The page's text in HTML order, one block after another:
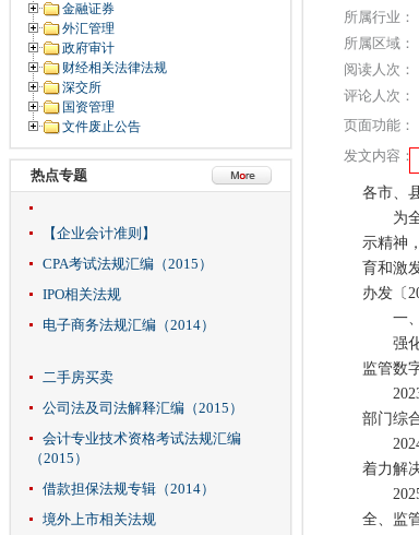
金融证券
外汇管理
政府审计
财经相关法律法规
深交所
国资管理
文件废止公告
热点专题
【企业会计准则】
CPA考试法规汇编（2015）
IPO相关法规
电子商务法规汇编（2014）
二手房买卖
公司法及司法解释汇编（2015）
会计专业技术资格考试法规汇编
（2015）
借款担保法规专辑（2014）
境外上市相关法规
所属行业：
所属区域：
阅读人次：
评论人次：
页面功能：
发文内容：
各市、
为全
示精神
育和激
办发〔
一、
强化
监管数
2023
部门综
2024
着力解
2025
全、监